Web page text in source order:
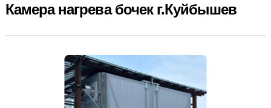
Камера нагрева бочек г.Куйбышев